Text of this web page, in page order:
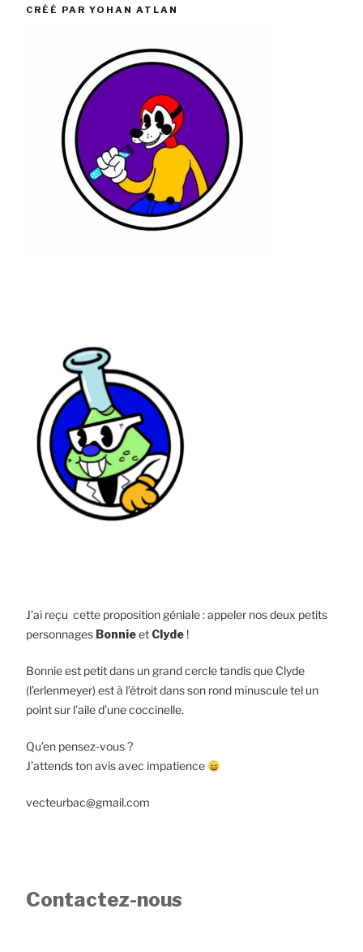
CRÉÉ PAR YOHAN ATLAN
J’ai reçu cette proposition géniale : appeler nos deux petits
personnages Bonnieet Clyde !
Bonnie est petit dans un grand cercle tandis que Clyde
(l’erlenmeyer) est à l’étroit dans son rond minuscule tel un
point sur l’aile d’une coccinelle.
Qu’en pensez-vous ?
J’attends ton avis avec impatience
vecteurbac@gmail.com
Contactez-nous